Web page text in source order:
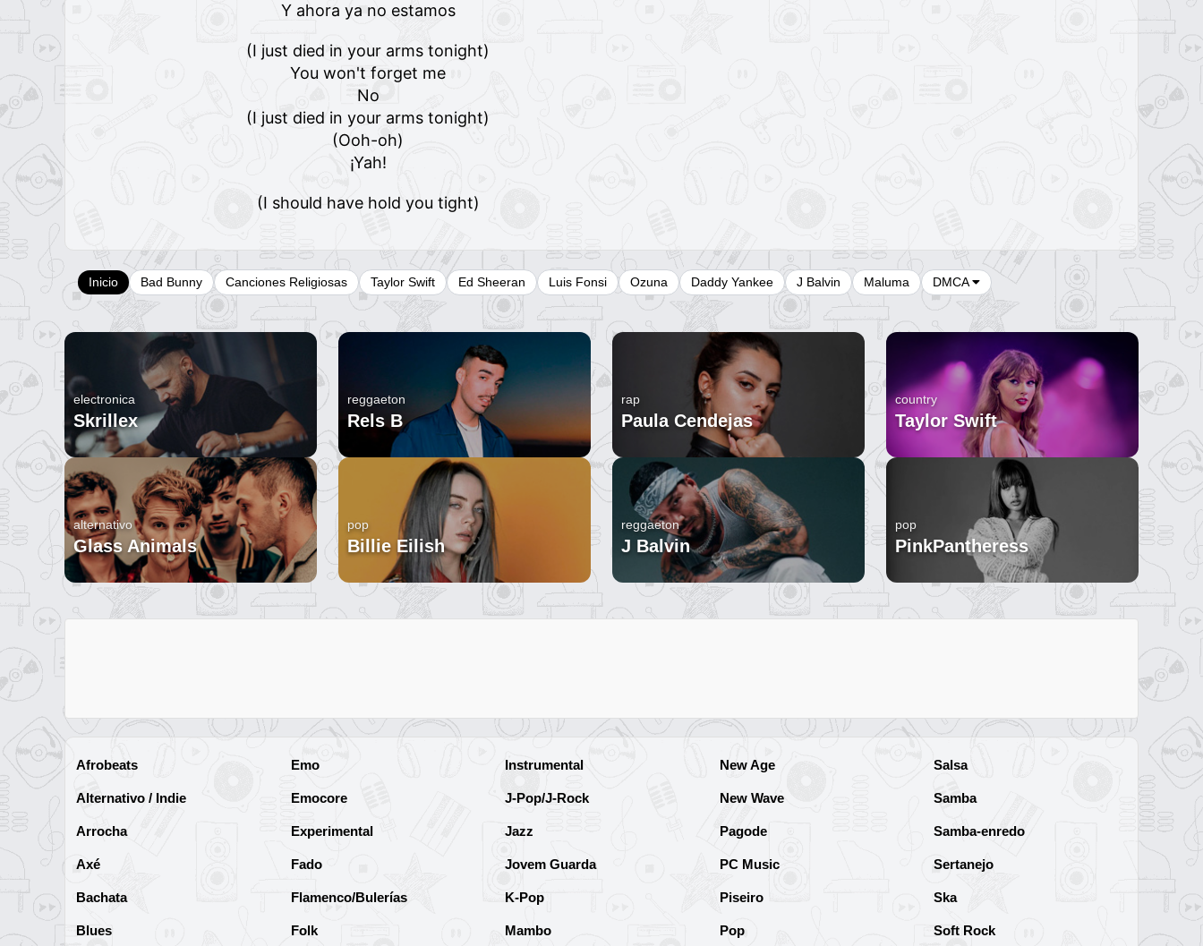
Y ahora ya no estamos
(I just died in your arms tonight)
You won't forget me
No
(I just died in your arms tonight)
(Ooh-oh)
¡Yah!
(I should have hold you tight)
Inicio Bad Bunny Canciones Religiosas Taylor Swift Ed Sheeran Luis Fonsi Ozuna Daddy Yankee J Balvin Maluma DMCA
electronica
Skrillex
reggaeton
Rels B
rap
Paula Cendejas
country
Taylor Swift
alternativo
Glass Animals
pop
Billie Eilish
reggaeton
J Balvin
pop
PinkPantheress
Afrobeats
Alternativo / Indie
Arrocha
Axé
Bachata
Blues
Emo
Emocore
Experimental
Fado
Flamenco/Bulerías
Folk
Instrumental
J-Pop/J-Rock
Jazz
Jovem Guarda
K-Pop
Mambo
New Age
New Wave
Pagode
PC Music
Piseiro
Pop
Salsa
Samba
Samba-enredo
Sertanejo
Ska
Soft Rock